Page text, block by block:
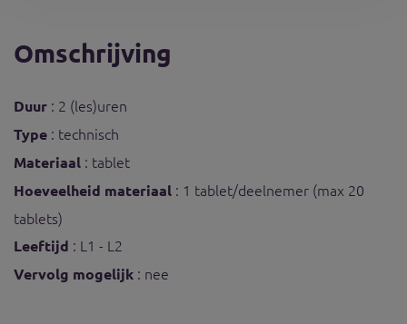
Omschrijving
Duur : 2 (les)uren
Type : technisch
Materiaal : tablet
Hoeveelheid materiaal : 1 tablet/deelnemer (max 20
tablets)
Leeftijd : L1 - L2
Vervolg mogelijk : nee